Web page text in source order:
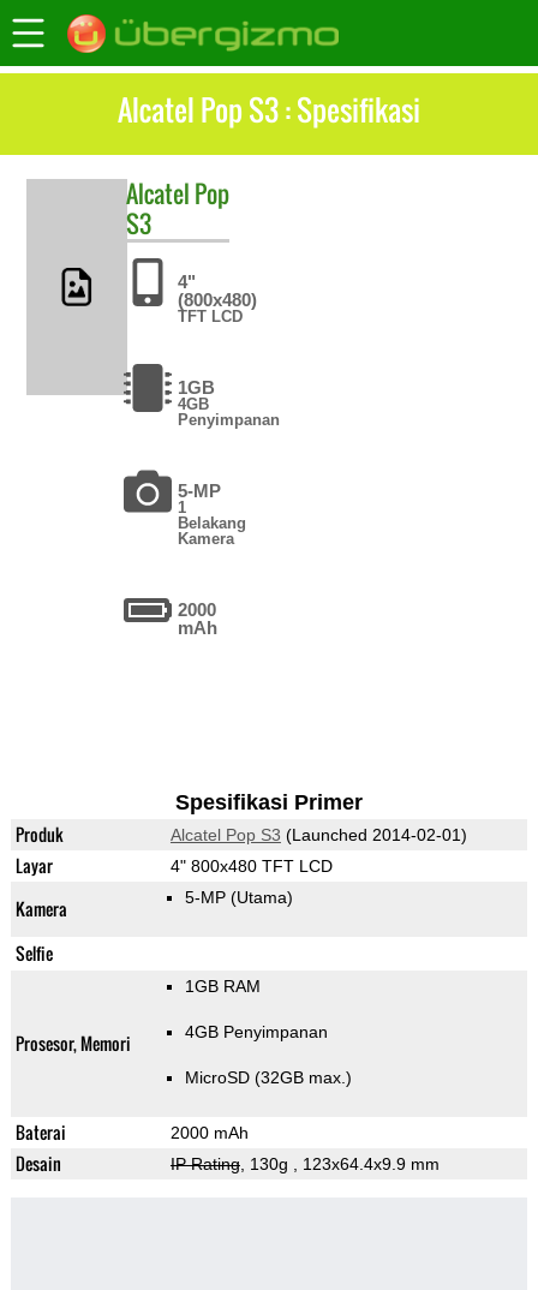
Alcatel Pop S3 : Spesifikasi
Alcatel Pop
S3
4"
(800x480)
TFT LCD
1GB
4GB
Penyimpanan
5-MP
1
Belakang
Kamera
2000
mAh
Spesifikasi Primer
Produk Alcatel Pop S3 (Launched 2014-02-01)
Layar 4" 800x480 TFT LCD
Kamera 5-MP (Utama)
Selfie
Prosesor, Memori
1GB RAM
4GB Penyimpanan
MicroSD (32GB max.)
Baterai 2000 mAh
Desain IP Rating, 130g , 123x64.4x9.9 mm